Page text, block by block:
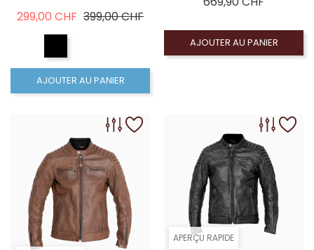
299,00 CHF Prix de base
399,00 CHFPrix
AJOUTER AU PANIER
AJOUTER AU PANIER
APERÇU RAPIDE